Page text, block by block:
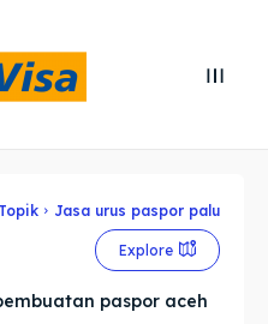
Cari
Cari
Topik Jasa urus paspor palu
Explore
paspor aceh